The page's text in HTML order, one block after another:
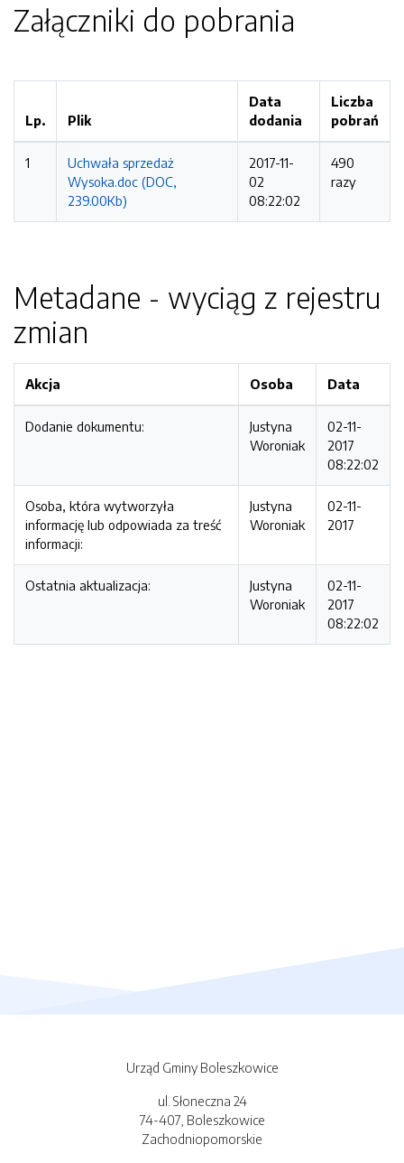
Załączniki do pobrania
Lp. Plik
Data
dodania
Liczba
pobrań
1
Uchwała sprzedaż
Wysoka.doc (DOC,
239.00Kb)
2017-11-
02
08:22:02
490
razy
Metadane - wyciąg z rejestru
zmian
Akcja Osoba Data
Dodanie dokumentu:
Justyna
Woroniak
02-11-
2017
08:22:02
Osoba, która wytworzyła
informację lub odpowiada za treść
informacji:
Justyna
Woroniak
02-11-
2017
Ostatnia aktualizacja:
Justyna
Woroniak
02-11-
2017
08:22:02
Urząd Gminy Boleszkowice
ul. Słoneczna 24
74-407, Boleszkowice
Zachodniopomorskie